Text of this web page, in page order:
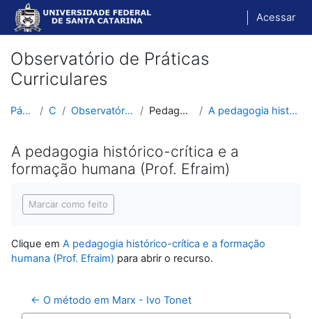
Ir para o conteúdo principal
Acessar
Observatório de Práticas
Curriculares
Página inicial Cursos Observatório de Práticas Curriculares Pedagogia Histórico-Crítica A pedagogia histórico-crítica e a formação humana ...
A pedagogia histórico-crítica e a
formação humana (Prof. Efraim)
Marcar como feito
Clique em A pedagogia histórico-crítica e a formação
humana (Prof. Efraim) para abrir o recurso.
← O método em Marx - Ivo Tonet